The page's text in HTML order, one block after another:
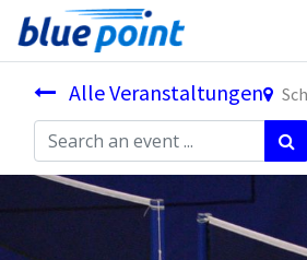
Alle Veranstaltungen